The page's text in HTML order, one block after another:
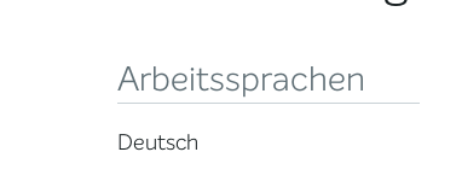
Arbeitssprachen
Deutsch